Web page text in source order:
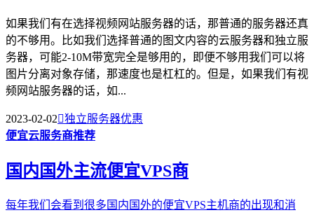
如果我们有在选择视频网站服务器的话，那普通的服务器还真
的不够用。比如我们选择普通的图文内容的云服务器和独立服
务器，可能2-10M带宽完全是够用的，即便不够用我们可以将
图片分离对象存储，那速度也是杠杠的。但是，如果我们有视
频网站服务器的话，如...
2023-02-02独立服务器优惠
便宜云服务商推荐
国内国外主流便宜VPS商
每年我们会看到很多国内国外的便宜VPS主机商的出现和消